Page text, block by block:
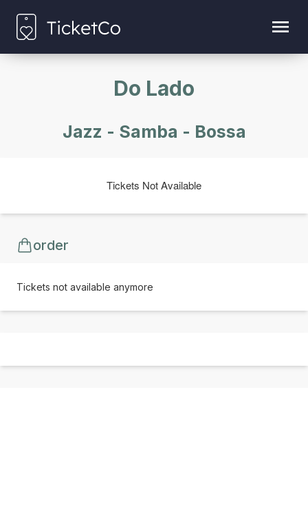
Do Lado
Jazz - Samba - Bossa
Tickets Not Available
order
Tickets not available anymore